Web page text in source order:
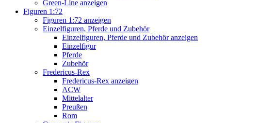
Green-Line anzeigen
Figuren 1:72
Figuren 1:72 anzeigen
Einzelfiguren, Pferde und Zubehör
Einzelfiguren, Pferde und Zubehör anzeigen
Einzelfigur
Pferde
Zubehör
Fredericus-Rex
Fredericus-Rex anzeigen
ACW
Mittelalter
Preußen
Rom